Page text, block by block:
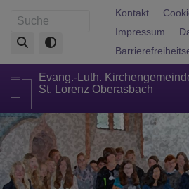
zum
Inhalt
Suche
Kontakt
Impressum
Evang.-Luth.
St. Lorenz Oberasbach